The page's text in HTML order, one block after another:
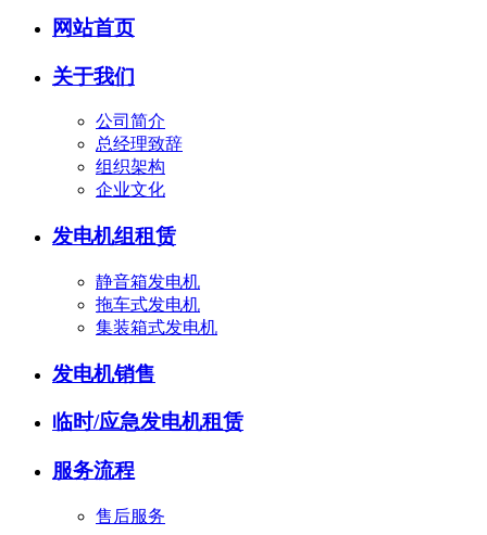
网站首页
关于我们
公司简介
总经理致辞
组织架构
企业文化
发电机组租赁
静音箱发电机
拖车式发电机
集装箱式发电机
发电机销售
临时/应急发电机租赁
服务流程
售后服务